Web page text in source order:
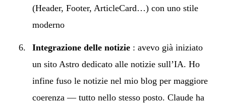
(Header, Footer, ArticleCard…) con uno stile
moderno
Integrazione delle notizie : avevo già iniziato
un sito Astro dedicato alle notizie sull’IA. Ho
infine fuso le notizie nel mio blog per maggiore
coerenza — tutto nello stesso posto. Claude ha